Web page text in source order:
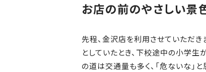
お店の前のやさしい景
先程、金沢店を利用させていただき
としていたとき、下校途中の小学
の道は交通量も多く、「危ないな」